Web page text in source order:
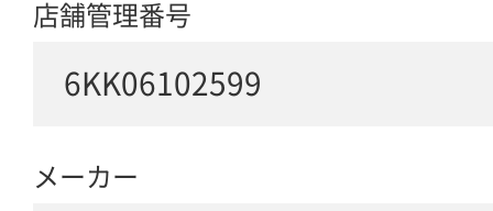
店舗管理番号
6KK06102599
メーカー